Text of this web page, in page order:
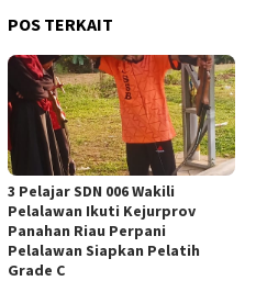
POS TERKAIT
3 Pelajar SDN 006 Wakili
Pelalawan Ikuti Kejurprov
Panahan Riau Perpani
Pelalawan Siapkan Pelatih
Grade C